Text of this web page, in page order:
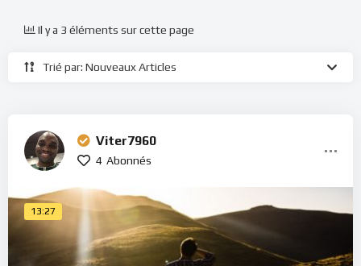
Trié par: Nouveaux Articles
Il y a 3 éléments sur cette page
Viter7960
4 Abonnés
13:27